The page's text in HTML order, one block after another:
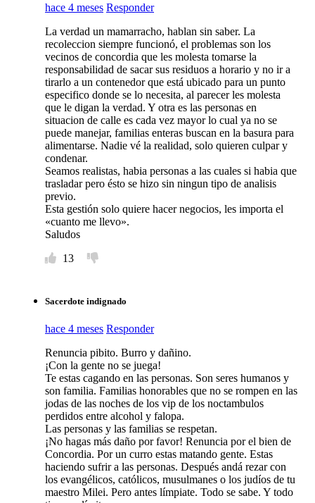
hace 4 meses Responder
La verdad un mamarracho, hablan sin saber. La
recoleccion siempre funcionó, el problemas son los
vecinos de concordia que les molesta tomarse la
responsabilidad de sacar sus residuos a horario y no ir a
tirarlo a un contenedor que está ubicado para un punto
especifico donde se lo necesita, al parecer les molesta
que le digan la verdad. Y otra es las personas en
situacion de calle es cada vez mayor lo cual ya no se
puede manejar, familias enteras buscan en la basura para
alimentarse. Nadie vé la realidad, solo quieren culpar y
condenar.
Seamos realistas, habia personas a las cuales si habia que
trasladar pero ésto se hizo sin ningun tipo de analisis
previo.
Esta gestión solo quiere hacer negocios, les importa el
«cuanto me llevo».
Saludos
13
Sacerdote indignado
hace 4 meses Responder
Renuncia pibito. Burro y dañino.
¡Con la gente no se juega!
Te estas cagando en las personas. Son seres humanos y
son familia. Familias honorables que no se rompen en las
jodas de las noches de los vip de los noctambulos
perdidos entre alcohol y falopa.
Las personas y las familias se respetan.
¡No hagas más daño por favor! Renuncia por el bien de
Concordia. Por un curro estas matando gente. Estas
haciendo sufrir a las personas. Después andá rezar con
los evangélicos, católicos, musulmanes o los judíos de tu
maestro Milei. Pero antes límpiate. Todo se sabe. Y todo